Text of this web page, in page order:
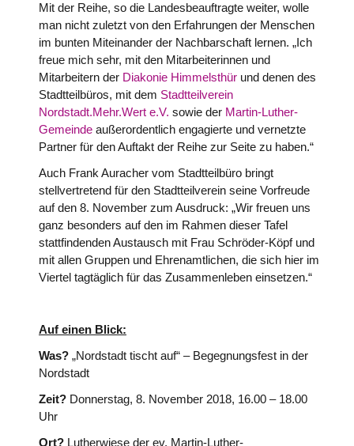
Mit der Reihe, so die Landesbeauftragte weiter, wolle
man nicht zuletzt von den Erfahrungen der Menschen
im bunten Miteinander der Nachbarschaft lernen. „Ich
freue mich sehr, mit den Mitarbeiterinnen und
Mitarbeitern der Diakonie Himmelsthür und denen des
Stadtteilbüros, mit dem Stadtteilverein
Nordstadt.Mehr.Wert e.V. sowie der Martin-Luther-
Gemeinde außerordentlich engagierte und vernetzte
Partner für den Auftakt der Reihe zur Seite zu haben.“
Auch Frank Auracher vom Stadtteilbüro bringt
stellvertretend für den Stadtteilverein seine Vorfreude
auf den 8. November zum Ausdruck: „Wir freuen uns
ganz besonders auf den im Rahmen dieser Tafel
stattfindenden Austausch mit Frau Schröder-Köpf und
mit allen Gruppen und Ehrenamtlichen, die sich hier im
Viertel tagtäglich für das Zusammenleben einsetzen.“
Auf einen Blick:
Was? „Nordstadt tischt auf“ – Begegnungsfest in der
Nordstadt
Zeit? Donnerstag, 8. November 2018, 16.00 – 18.00
Uhr
Ort? Lutherwiese der ev. Martin-Luther-